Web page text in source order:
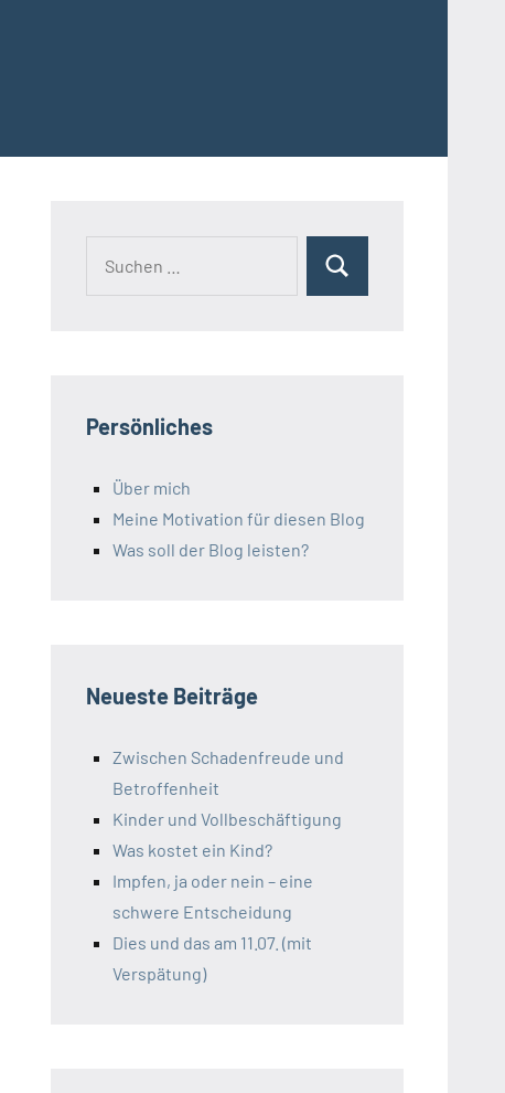
Suchen
Persönliches
Über mich
Meine Motivation für diesen Blog
Was soll der Blog leisten?
Neueste Beiträge
Zwischen Schadenfreude und
Betroffenheit
Kinder und Vollbeschäftigung
Was kostet ein Kind?
Impfen, ja oder nein – eine
schwere Entscheidung
Dies und das am 11.07. (mit
Verspätung)